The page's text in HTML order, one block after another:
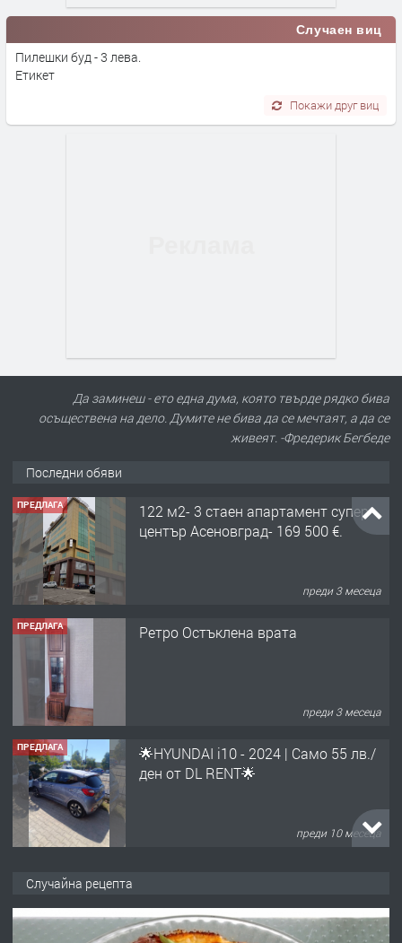
Случаен виц
Пилешки буд - 3 лева.
Етикет
Покажи друг виц
Да заминеш - ето една дума, която твърде рядко бива
осъществена на дело. Думите не бива да се мечтаят, а да се
живеят. -Фредерик Бегбеде
Последни обяви
ПРЕДЛАГА
122 м2- 3 стаен апартамент супер
център Асеновград- 169 500 €.
преди 3 месеца
ПРЕДЛАГА Ретро Остъклена врата
преди 3 месеца
ПРЕДЛАГА
🌟HYUNDAI i10 - 2024 | Само 55 лв./
ден от DL RENT🌟
преди 10 месеца
Случайна рецепта